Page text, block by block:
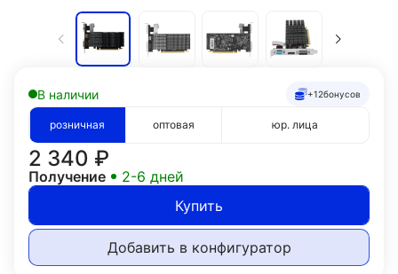
В наличии +12бонусов
розничная оптовая юр. лица
2 340 ₽
Получение
2-6 дней
Купить
Добавить в конфигуратор